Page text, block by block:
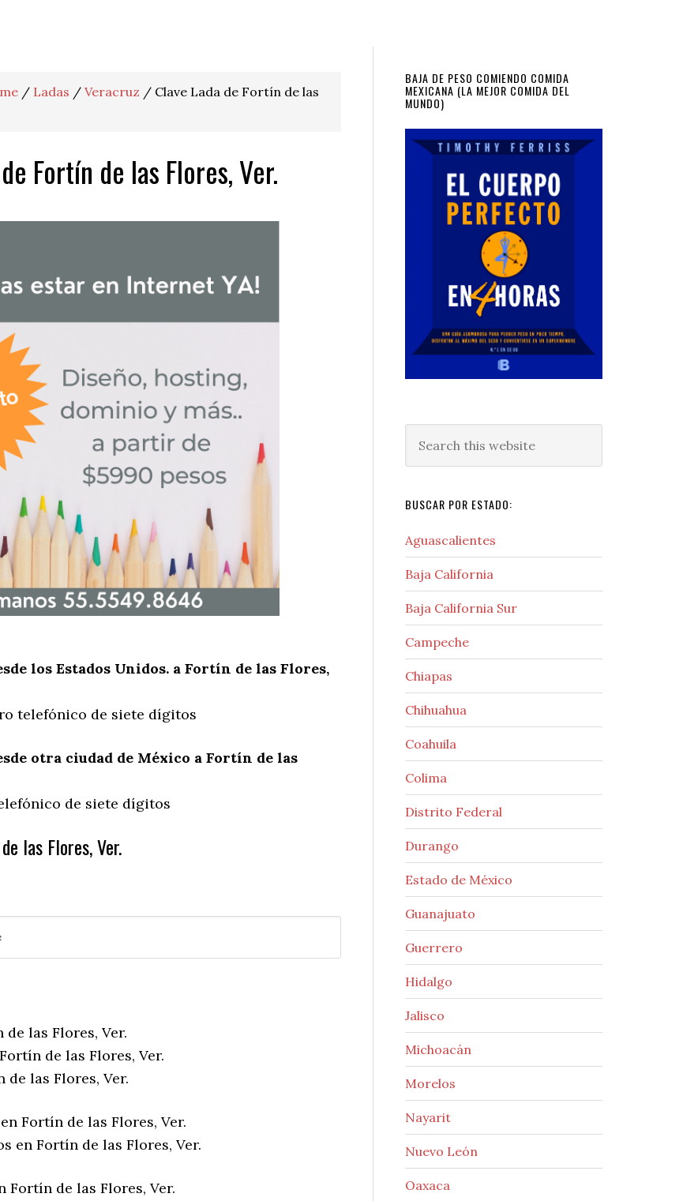
/ Ladas / Veracruz / Clave Lada de Fortín de las
Fortín de las Flores, Ver.
los Estados Unidos. a Fortín de las Flores,
telefónico de siete dígitos
otra ciudad de México a Fortín de las
de siete dígitos
las Flores, Ver.
las Flores, Ver.
de las Flores, Ver.
las Flores, Ver.
Fortín de las Flores, Ver.
en Fortín de las Flores, Ver.
Fortín de las Flores, Ver.
Primary
Sidebar
BAJA DE PESO COMIENDO COMIDA
MEXICANA (LA MEJOR COMIDA DEL
MUNDO)
this
BUSCAR POR ESTADO:
Aguascalientes
Baja California
Baja California Sur
Campeche
Chiapas
Chihuahua
Coahuila
Colima
Distrito Federal
Durango
Estado de México
Guanajuato
Guerrero
Hidalgo
Jalisco
Michoacán
Morelos
Nayarit
Nuevo León
Oaxaca